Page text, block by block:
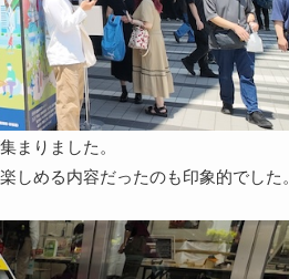
まりました。
める内容だったのも印象的でした。